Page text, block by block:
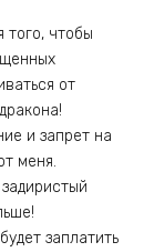
того, чтобы
от
и запрет на
меня.
заплатить